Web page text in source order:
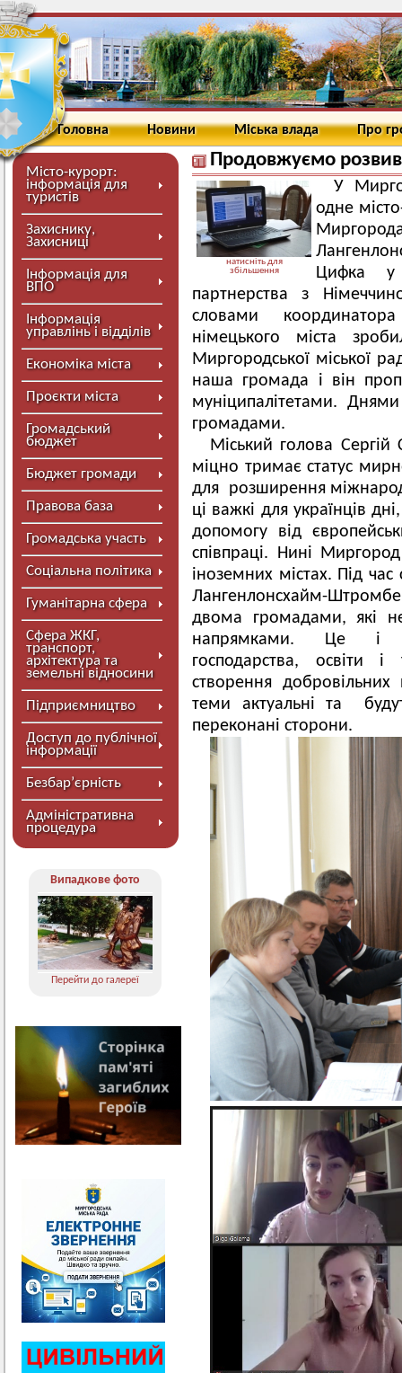
Головна Новини Міська влада Про
Місто-курорт:
інформація для
туристів
Захиснику,
Захисниці
Інформація для
ВПО
Інформація
управлінь і відділів
Економіка міста
Проєкти міста
Громадський
бюджет
Бюджет громади
Правова база
Громадська участь
Соціальна політика
Гуманітарна сфера
Сфера ЖКГ,
транспорт,
архітектура та
земельні відносини
Підприємництво
Доступ до публічної
інформації
Безбар’єрність
Адміністративна
процедура
Випадкове фото
Перейти до галереї
Продовжуємо
натисніть для
збільшення
У
одне
Цифка у
партнерства з
словами
німецького міста
Миргородської міської
наша громада і він
муніципалітетами.
громадами.
Міський голова
міцно тримає статус
для розширення
ці важкі для українців
допомогу від
співпраці. Нині
іноземних містах. Під
Лангенлонсхайм-
двома громадами, які
напрямками. Це і
господарства, освіти і
створення
теми актуальні та
переконані сторони.